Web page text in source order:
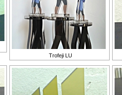
Trofeji LU